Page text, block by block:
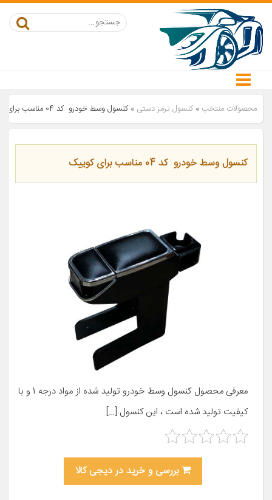
محصولات منتخب » کنسول ترمز دستی »کنسول وسط خودرو کد 04 مناسب برای کوییک
کنسول وسط خودرو کد 04 مناسب برای کوییک
معرفی محصول کنسول وسط خودرو تولید شده از مواد درجه 1 و با
کیفیت تولید شده است ، این کنسول […]
بررسی و خرید در دیجی کالا